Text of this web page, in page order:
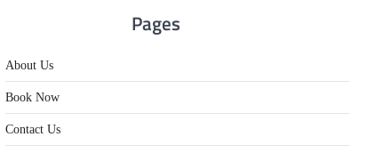
Pages
About Us
Book Now
Contact Us